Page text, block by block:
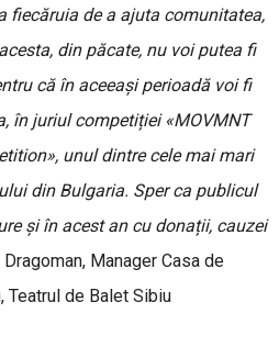
fiecăruia de a ajuta comunitatea,
din păcate, nu voi putea fi
că în aceeași perioadă voi fi
în juriul competiției «MOVMNT
unul dintre cele mai mari
din Bulgaria. Sper ca publicul
și în acest an cu donații, cauzei
Manager Casa de
Teatrul de Balet Sibiu